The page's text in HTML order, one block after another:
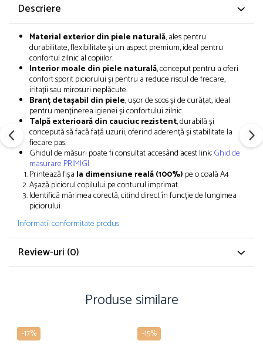
Descriere
Material exterior din piele naturală, ales pentru
durabilitate, flexibilitate și un aspect premium, ideal pentru
confortul zilnic al copiilor.
Interior moale din piele naturală, conceput pentru a oferi
confort sporit piciorului și pentru a reduce riscul de frecare,
iritații sau mirosuri neplăcute.
Branț detașabil din piele, ușor de scos și de curățat, ideal
pentru menținerea igienei și confortului zilnic.
Talpă exterioară din cauciuc rezistent, durabilă și
concepută să facă față uzurii, oferind aderență și stabilitate la
fiecare pas.
Ghidul de măsuri poate fi consultat accesând acest link:Ghid de
masurare PRIMIGI
Printează fișa la dimensiune reală (100%) pe o coală A4
Așază piciorul copilului pe conturul imprimat.
Identifică mărimea corectă, citind direct în funcție de lungimea
piciorului.
Informatii conformitate produs
Review-uri (0)
Produse similare
-17%
-15%